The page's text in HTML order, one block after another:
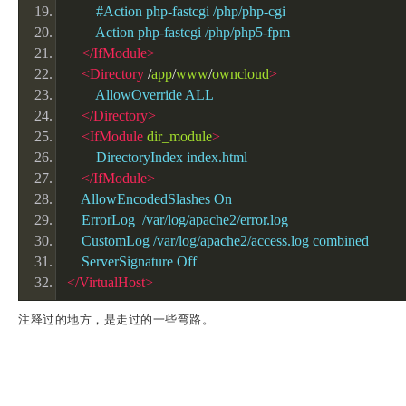
        #Action php-fastcgi /php/php-cgi
        Action php-fastcgi /php/php5-fpm
</IfModule>
<Directory /app/www/owncloud>
        AllowOverride ALL
</Directory>
<IfModule dir_module>
        DirectoryIndex index.html
</IfModule>
    AllowEncodedSlashes On
    ErrorLog  /var/log/apache2/error.log
    CustomLog /var/log/apache2/access.log combined
    ServerSignature Off
</VirtualHost>
注释过的地方，是走过的一些弯路。